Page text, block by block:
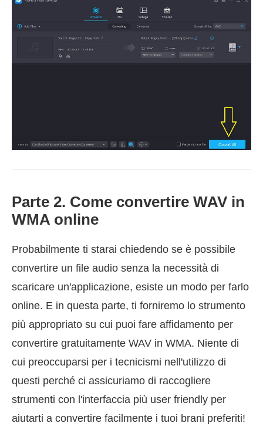
Parte 2. Come convertire WAV in
WMA online
Probabilmente ti starai chiedendo se è possibile
convertire un file audio senza la necessità di
scaricare un'applicazione, esiste un modo per farlo
online. E in questa parte, ti forniremo lo strumento
più appropriato su cui puoi fare affidamento per
convertire gratuitamente WAV in WMA. Niente di
cui preoccuparsi per i tecnicismi nell'utilizzo di
questi perché ci assicuriamo di raccogliere
strumenti con l'interfaccia più user friendly per
aiutarti a convertire facilmente i tuoi brani preferiti!